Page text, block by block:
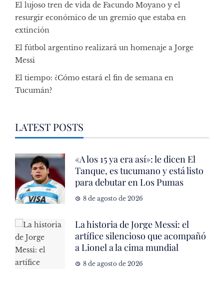
El lujoso tren de vida de Facundo Moyano y el
resurgir económico de un gremio que estaba en
extinción
El fútbol argentino realizará un homenaje a Jorge
Messi
El tiempo: ¿Cómo estará el fin de semana en
Tucumán?
LATEST POSTS
«A los 15 ya era así»: le dicen El
Tanque, es tucumano y está listo
para debutar en Los Pumas
8 de agosto de 2026
La historia de Jorge Messi: el
artífice silencioso que acompañó
a Lionel a la cima mundial
8 de agosto de 2026